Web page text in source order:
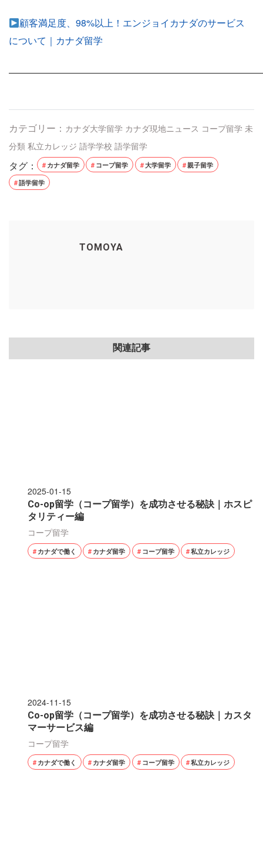
顧客満足度、98%以上！エンジョイカナダのサービス
について｜カナダ留学
カテゴリー： カナダ大学留学 カナダ現地ニュース コープ留学 未
分類 私立カレッジ 語学学校 語学留学
タグ： カナダ留学 コープ留学 大学留学
親子留学
語学留学
TOMOYA
関連記事
2025-01-15
Co-op留学（コープ留学）を成功させる秘訣｜ホスピ
タリティー編
コープ留学
カナダで働く カナダ留学 コープ留学 私立カレッジ
2024-11-15
Co-op留学（コープ留学）を成功させる秘訣｜カスタ
マーサービス編
コープ留学
カナダで働く カナダ留学 コープ留学 私立カレッジ